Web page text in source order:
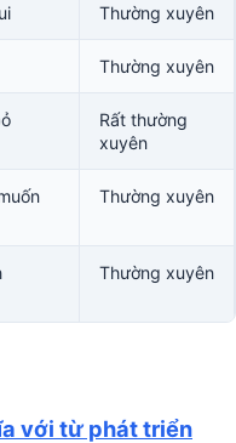
Thường xuyên
Thường xuyên
Rất thường
xuyên
Thường xuyên
Thường xuyên
với từ phát triển